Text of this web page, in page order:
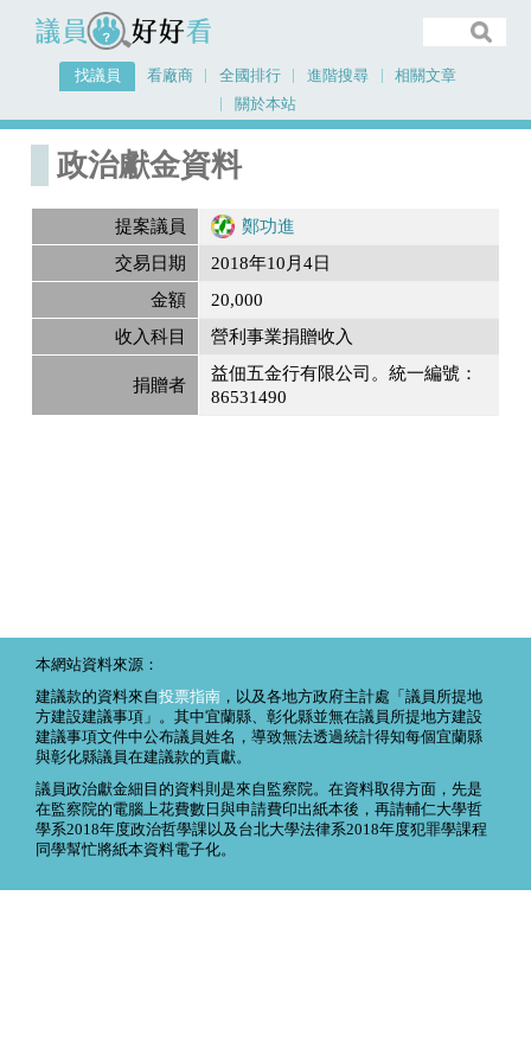
議員好好看
找議員 看廠商 全國排行 進階搜尋
相關文章
關於本站
首頁
政治獻金資料
提案議員
鄭功進
交易日期
2018年10月4日
金額
20,000
收入科目
營利事業捐贈收入
捐贈者
益佃五金行有限公司。統一編號：
86531490
本網站資料來源：
建議款的資料來自投票指南 ，以及各地方政府主計處「議員所提地
方建設建議事項」。其中宜蘭縣、彰化縣並無在議員所提地方建設
建議事項文件中公布議員姓名，導致無法透過統計得知每個宜蘭縣
與彰化縣議員在建議款的貢獻。
議員政治獻金細目的資料則是來自監察院。在資料取得方面，先是
在監察院的電腦上花費數日與申請費印出紙本後，再請輔仁大學哲
學系2018年度政治哲學課以及台北大學法律系2018年度犯罪學課程
同學幫忙將紙本資料電子化。